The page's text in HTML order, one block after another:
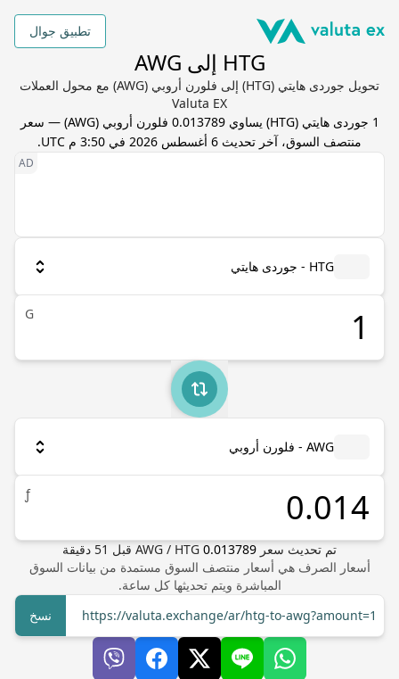
تطبيق جوال
HTG إلى AWG
تحويل جوردى هايتي (HTG) إلى فلورن أروبي (AWG) مع محول العملات
Valuta EX
1 جوردى هايتي (
HTG) يساوي0.013789 فلورن أروبي (
AWG) — سعر
منتصف السوق، آخر تحديث 6 أغسطس 2026 في 3:50 م UTC .
HTG - جوردى هايتي
G
AWG - فلورن أروبي
ƒ
تم تحديث سعر AWG / HTG 0.013789 قبل 51 دقيقة
أسعار الصرف هي أسعار منتصف السوق مستمدة من بيانات السوق
المباشرة ويتم تحديثها كل ساعة.
https://valuta.exchange/ar/htg-to-awg?amount=1
نسخ